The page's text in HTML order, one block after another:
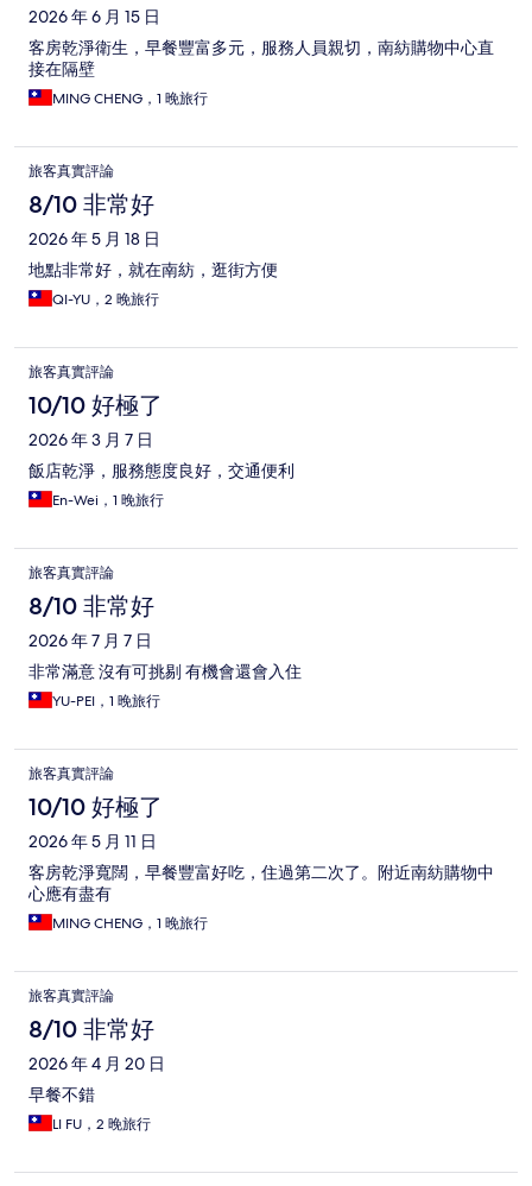
2026 年 6 月 15 日
客房乾淨衛生，早餐豐富多元，服務人員親切，南紡購物中心直
接在隔壁
MING CHENG，1 晚旅行
旅客真實評論
8/10 非常好
2026 年 5 月 18 日
地點非常好，就在南紡，逛街方便
QI-YU，2 晚旅行
旅客真實評論
10/10 好極了
2026 年 3 月 7 日
飯店乾淨，服務態度良好，交通便利
En-Wei，1 晚旅行
旅客真實評論
8/10 非常好
2026 年 7 月 7 日
非常滿意 沒有可挑剔 有機會還會入住
YU-PEI，1 晚旅行
旅客真實評論
10/10 好極了
2026 年 5 月 11 日
客房乾淨寬闊，早餐豐富好吃，住過第二次了。附近南紡購物中
心應有盡有
MING CHENG，1 晚旅行
旅客真實評論
8/10 非常好
2026 年 4 月 20 日
早餐不錯
LI FU，2 晚旅行